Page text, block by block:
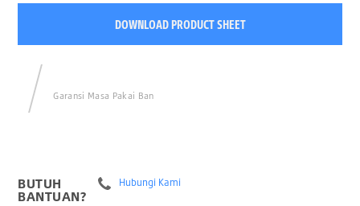
DOWNLOAD PRODUCT SHEET
Garansi Masa Pakai Ban
BUTUH
BANTUAN?
Hubungi Kami